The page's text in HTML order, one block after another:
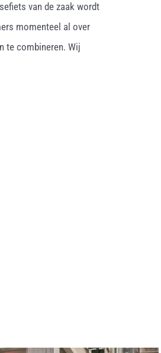
van de zaak wordt
momenteel al over
te combineren. Wij